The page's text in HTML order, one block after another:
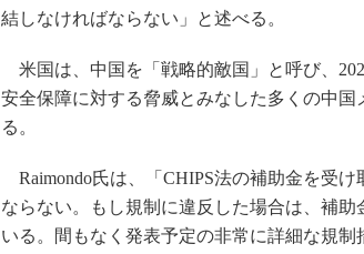
結しなければならない」と述べる。
米国は、中国を「戦略的敵国」と呼び、
安全保障に対する脅威とみなした多くの中
る。
Raimondo氏は、「CHIPS法の補助金を受
ならない。もし規制に違反した場合は、補
いる。間もなく発表予定の非常に詳細な規